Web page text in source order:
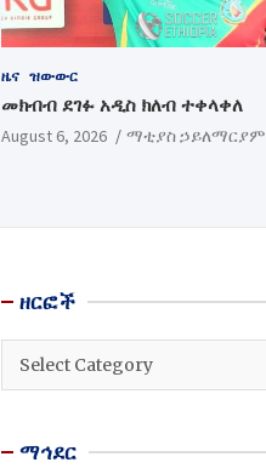
ዜና ዝውውር
መክብብ ደገፉ አዲስ ክለብ ተቀላቀለ
August 6, 2026 ማቲያስ ኃይለማርያም
ዘርፎች
ዘርፎች
ማኅደር